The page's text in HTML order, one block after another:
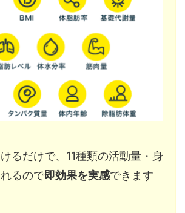
るだけで、11種類の活動量・身
るので即効果を実感できます